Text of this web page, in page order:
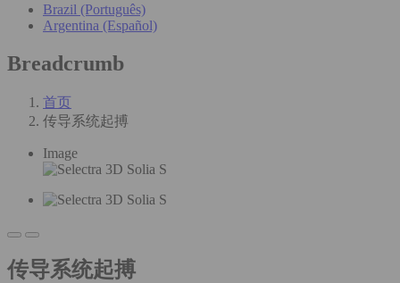
Brazil (Português)
Argentina (Español)
Breadcrumb
首页
传导系统起搏
Image
传导系统起搏